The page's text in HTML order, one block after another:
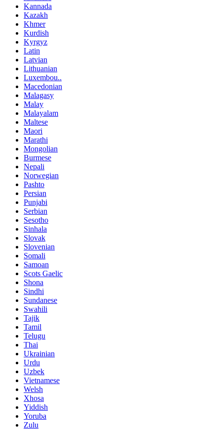
Kannada
Kazakh
Khmer
Kurdish
Kyrgyz
Latin
Latvian
Lithuanian
Luxembou..
Macedonian
Malagasy
Malay
Malayalam
Maltese
Maori
Marathi
Mongolian
Burmese
Nepali
Norwegian
Pashto
Persian
Punjabi
Serbian
Sesotho
Sinhala
Slovak
Slovenian
Somali
Samoan
Scots Gaelic
Shona
Sindhi
Sundanese
Swahili
Tajik
Tamil
Telugu
Thai
Ukrainian
Urdu
Uzbek
Vietnamese
Welsh
Xhosa
Yiddish
Yoruba
Zulu